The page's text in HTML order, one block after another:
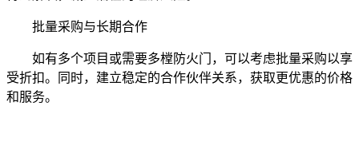
批量采购与长期合作
如有多个项目或需要多樘防火门，可以考虑批量采购以享
受折扣。同时，建立稳定的合作伙伴关系，获取更优惠的价格
和服务。